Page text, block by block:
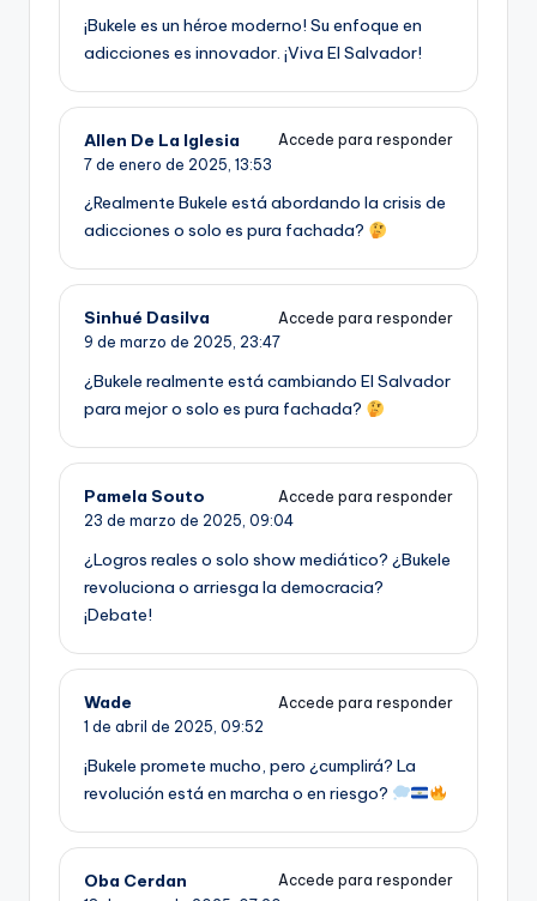
¡Bukele es un héroe moderno! Su enfoque en
adicciones es innovador. ¡Viva El Salvador!
Allen De La Iglesia
Accede para responder
7 de enero de 2025, 13:53
¿Realmente Bukele está abordando la crisis de
adicciones o solo es pura fachada?
Sinhué Dasilva
Accede para responder
9 de marzo de 2025, 23:47
¿Bukele realmente está cambiando El Salvador
para mejor o solo es pura fachada?
Pamela Souto
Accede para responder
23 de marzo de 2025, 09:04
¿Logros reales o solo show mediático? ¿Bukele
revoluciona o arriesga la democracia?
¡Debate!
Wade
Accede para responder
1 de abril de 2025, 09:52
¡Bukele promete mucho, pero ¿cumplirá? La
revolución está en marcha o en riesgo?
Oba Cerdan
Accede para responder